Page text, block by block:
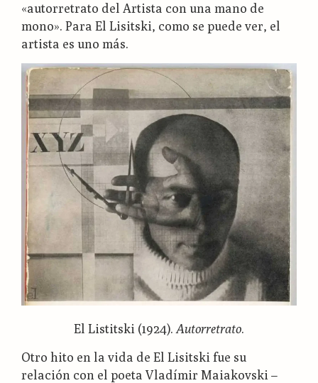
«autorretrato del Artista con una mano de
mono». Para El Lisitski, como se puede ver, el
artista es uno más.
El Listitski (1924).Autorretrato.
Otro hito en la vida de El Lisitski fue su
relación con el poeta Vladímir Maiakovski –